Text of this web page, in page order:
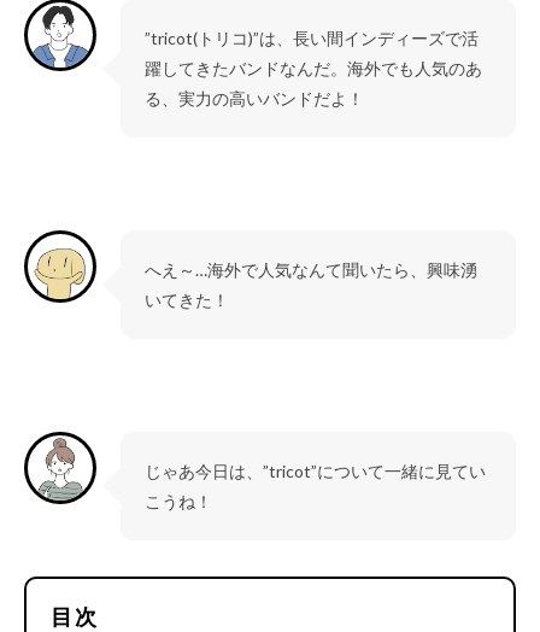
”tricot(トリコ)”は、長い間インディーズで活
躍してきたバンドなんだ。海外でも人気のあ
る、実力の高いバンドだよ！
へえ～…海外で人気なんて聞いたら、興味湧
いてきた！
じゃあ今日は、”tricot”について一緒に見てい
こうね！
目次